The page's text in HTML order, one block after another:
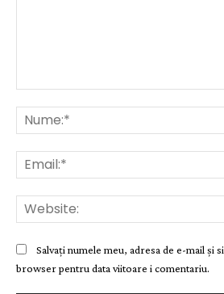
Salvați numele meu, adresa de e-mail și
browser pentru data viitoare i comentariu.